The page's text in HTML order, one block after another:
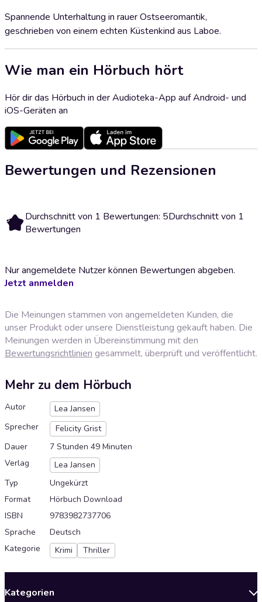
Spannende Unterhaltung in rauer Ostseeromantik,
geschrieben von einem echten Küstenkind aus Laboe.
Wie man ein Hörbuch hört
Hör dir das Hörbuch in der Audioteka-App auf Android- und
iOS-Geräten an
Bewertungen und Rezensionen
5 Durchschnitt von 1 Bewertungen: 5Durchschnitt von 1
Bewertungen
Nur angemeldete Nutzer können Bewertungen abgeben.
Jetzt anmelden
Die Meinungen stammen von angemeldeten Kunden, die
unser Produkt oder unsere Dienstleistung gekauft haben. Die
Meinungen werden in Übereinstimmung mit den
Bewertungsrichtlinien gesammelt, überprüft und veröffentlicht.
Mehr zu dem Hörbuch
Autor
Lea Jansen
Sprecher
Felicity Grist
Dauer
7 Stunden 49 Minuten
Verlag
Lea Jansen
Typ
Ungekürzt
Format
Hörbuch Download
ISBN
9783982737706
Sprache
Deutsch
Kategorie
Krimi Thriller
Kategorien